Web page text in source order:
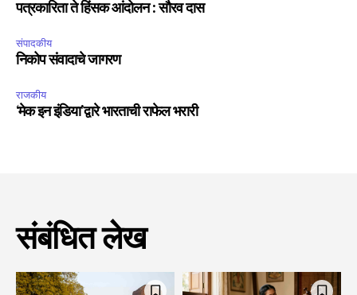
पत्रकारिता ते हिंसक आंदोलन : सौरव दास
संपादकीय
निकोप संवादाचे जागरण
राजकीय
‘मेक इन इंडिया’द्वारे भारताची राफेल भरारी
संबंधित लेख